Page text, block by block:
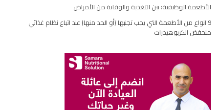
الأطعمة الوظيفية: بين التغذية والوقاية من الأمراض
9 انواع من الأطعمة التي يجب تجنبها (أو الحد منها) عند اتباع نظام غذائي
منخفض الكربوهيدرات